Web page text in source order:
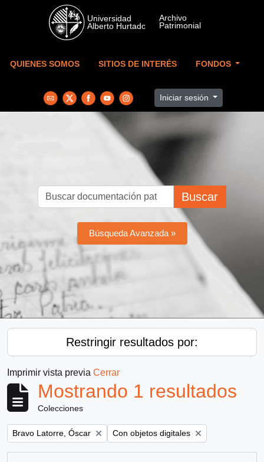
Skip to main content
QUIENES SOMOS SITIOS DE INTERÉS FONDOS
Iniciar sesión
Buscar
Búsqueda Avanzada »
Restringir resultados por:
Imprimir vista previa Cerrar
Mostrando 1 resultados
Colecciones
Remove filter:
Bravo Latorre, Óscar Remove filter:
Con objetos digitales